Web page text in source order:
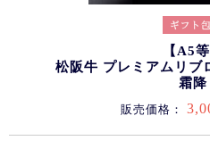
【A5等
松阪牛 プレミアムリブ
霜降
販売価格：